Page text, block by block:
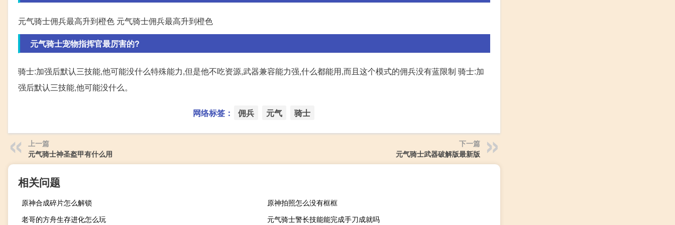
元气骑士佣兵最高升到橙色 元气骑士佣兵最高升到橙色
元气骑士宠物指挥官最厉害的?
骑士:加强后默认三技能,他可能没什么特殊能力,但是他不吃资源,武器兼容能力强,什么都能用,而且这个模式的佣兵没有蓝限制 骑士:加
强后默认三技能,他可能没什么。
网络标签： 佣兵 元气 骑士
上一篇
元气骑士神圣盔甲有什么用
下一篇
元气骑士武器破解版最新版
相关问题
原神合成碎片怎么解锁
原神拍照怎么没有框框
老哥的方舟生存进化怎么玩
元气骑士警长技能能完成手刀成就吗